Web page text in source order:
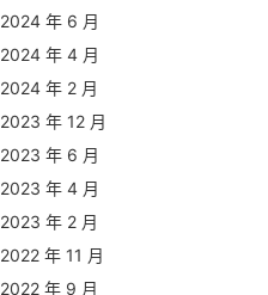
2024 年 6 月
2024 年 4 月
2024 年 2 月
2023 年 12 月
2023 年 6 月
2023 年 4 月
2023 年 2 月
2022 年 11 月
2022 年 9 月